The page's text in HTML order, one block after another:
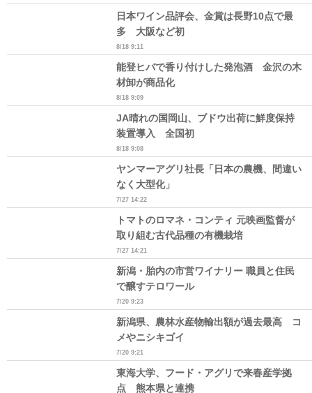
日本ワイン品評会、金賞は長野10点で最
多 大阪など初
8/18 9:11
能登ヒバで香り付けした発泡酒 金沢の木
材卸が商品化
8/18 9:09
JA晴れの国岡山、ブドウ出荷に鮮度保持
装置導入 全国初
8/18 9:08
ヤンマーアグリ社長「日本の農機、間違い
なく大型化」
7/27 14:22
トマトのロマネ・コンティ 元映画監督が
取り組む古代品種の有機栽培
7/27 14:21
新潟・胎内の市営ワイナリー 職員と住民
で醸すテロワール
7/20 9:23
新潟県、農林水産物輸出額が過去最高 コ
メやニシキゴイ
7/20 9:21
東海大学、フード・アグリで来春産学拠
点 熊本県と連携